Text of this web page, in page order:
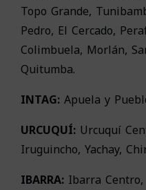
Topo Grande,
Pedro, El Cercado,
Colimbuela, Morlán,
Quitumba.
INTAG:Apuela y
URCUQUÍ:Urcuquí
Iruguincho, Yachay,
IBARRA:Ibarra Centro,